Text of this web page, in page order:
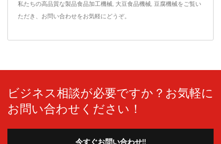
私たちの高品質な製品食品加工機械 大豆食品機械 豆腐機械をご覧い
ただき、 お問い合わせをお気軽にどうぞ。
ビジネス相談が必要ですか？お気軽に
お問い合わせください！
今すぐお問い合わせ!!